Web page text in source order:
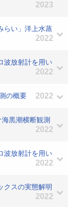
2023
らい」洋上水蒸
2022
波放射計を用い
2022
の概要 2022
黒潮横断観測
2022
波放射計を用い
2022
クスの実態解明
2022